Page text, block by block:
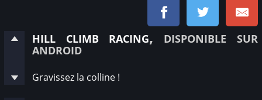
hill climb racing, disponible sur
android
Gravissez la colline !